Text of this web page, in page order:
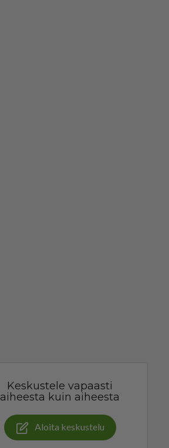
Keskustele vapaasti
aiheesta kuin aiheesta
Aloita keskustelu